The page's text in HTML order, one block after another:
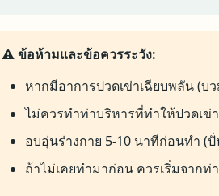
⚠️ ข้อห้ามและข้อควรระวัง:
หากมีอาการปวดเข่าเฉียบพลัน (
ไม่ควรทำท่าบริหารที่ทำให้ปวดเ
อบอุ่นร่างกาย 5-10 นาทีก่อนทำ (ปั่
ถ้าไม่เคยทำมาก่อน ควรเริ่มจาก